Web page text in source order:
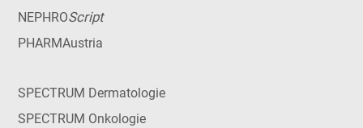
NEPHROScript
PHARMAustria
SPECTRUM Dermatologie
SPECTRUM Onkologie